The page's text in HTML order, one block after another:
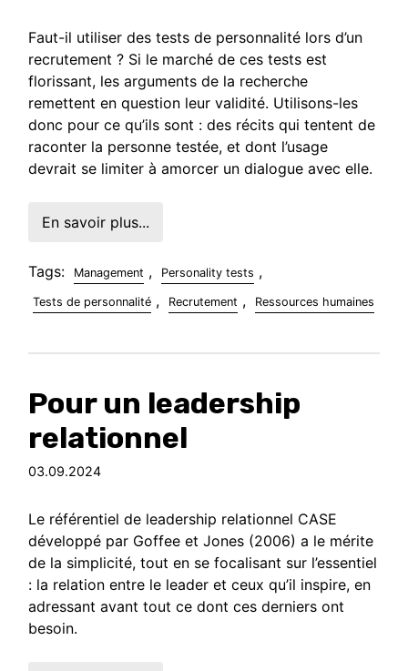
Faut-il utiliser des tests de personnalité lors d’un
recrutement ? Si le marché de ces tests est
florissant, les arguments de la recherche
remettent en question leur validité. Utilisons-les
donc pour ce qu’ils sont : des récits qui tentent de
raconter la personne testée, et dont l’usage
devrait se limiter à amorcer un dialogue avec elle.
En savoir plus...
Tags: Management , Personality tests ,
Tests de personnalité , Recrutement , Ressources humaines
Pour un leadership
relationnel
03.09.2024
Le référentiel de leadership relationnel CASE
développé par Goffee et Jones (2006) a le mérite
de la simplicité, tout en se focalisant sur l’essentiel
: la relation entre le leader et ceux qu’il inspire, en
adressant avant tout ce dont ces derniers ont
besoin.